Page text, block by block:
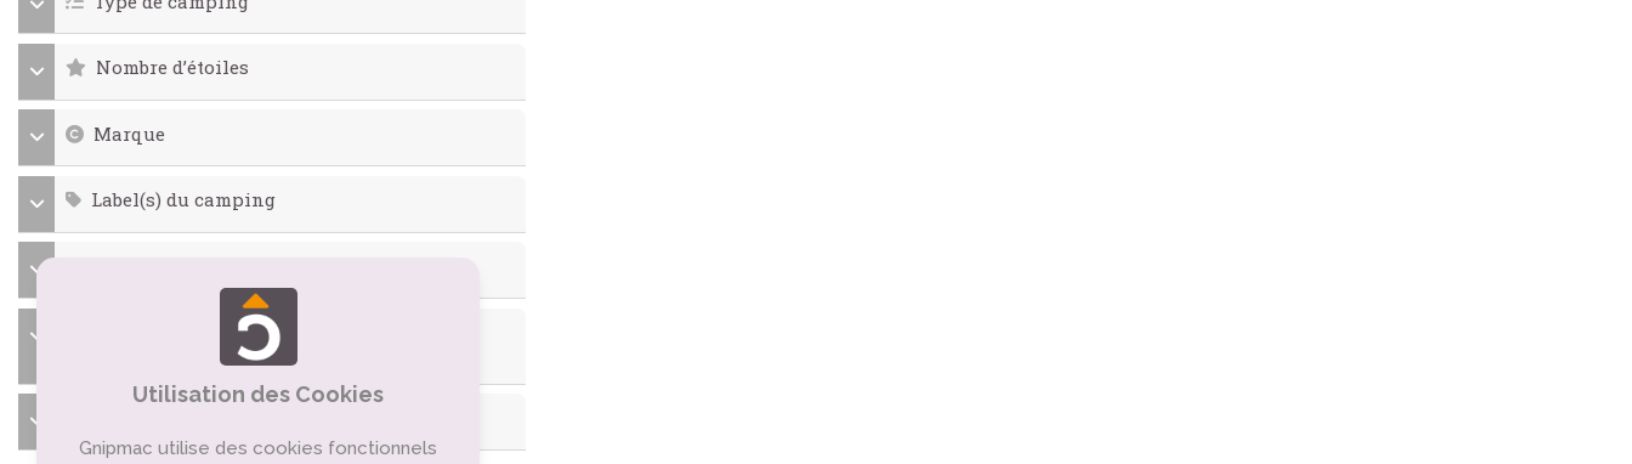
Nombre d’étoiles
Marque
Label(s) du camping
Langues parlées par le personnel du
Utilisation des Cookies
Gnipmac utilise des cookies fonctionnels